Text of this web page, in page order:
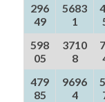
296
49
5683
1
598
05
3710
8
479
85
9696
4